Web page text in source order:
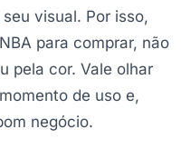
visual. Por isso,
para comprar, não
pela cor. Vale olhar
de uso e,
negócio.